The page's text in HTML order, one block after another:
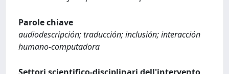
Parole chiave
audiodescripción; traducción; inclusión; interacción
humano-computadora